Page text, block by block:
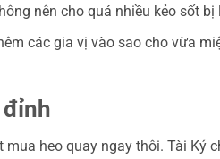
nên cho quá nhiều kẻo sốt
các gia vị vào sao cho vừa
đỉnh
heo quay ngay thôi. Tài Ký